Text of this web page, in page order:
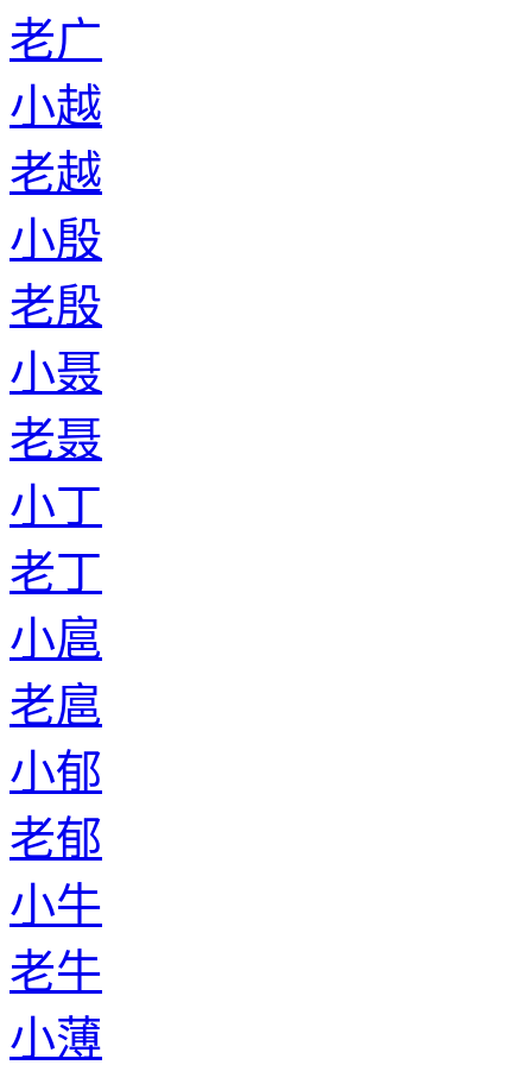
老广
小越
老越
小殷
老殷
小聂
老聂
小丁
老丁
小扈
老扈
小郁
老郁
小牛
老牛
小薄